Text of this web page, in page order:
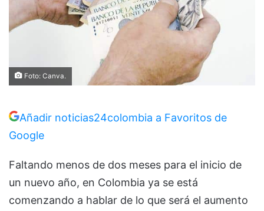
Foto: Canva.
Añadir noticias24colombia a Favoritos de
Google
Faltando menos de dos meses para el inicio de
un nuevo año, en Colombia ya se está
comenzando a hablar de lo que será el aumento